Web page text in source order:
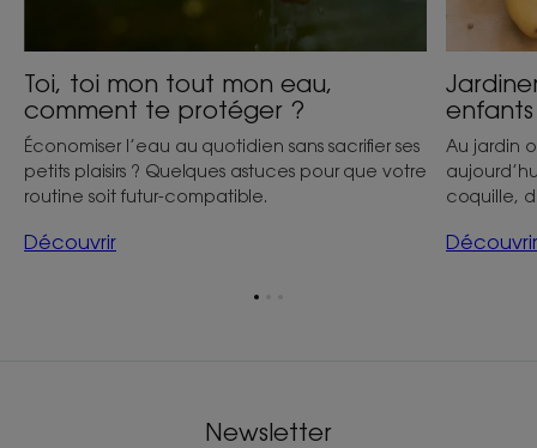
Toi, toi mon tout mon eau,
comment te protéger ?
Économiser l’eau au quotidien sans sacrifier ses
petits plaisirs ? Quelques astuces pour que votre
routine soit futur-compatible.
Découvrir
enfants
Au jardin
coquille,
Découvrir
Aller
Newsletter